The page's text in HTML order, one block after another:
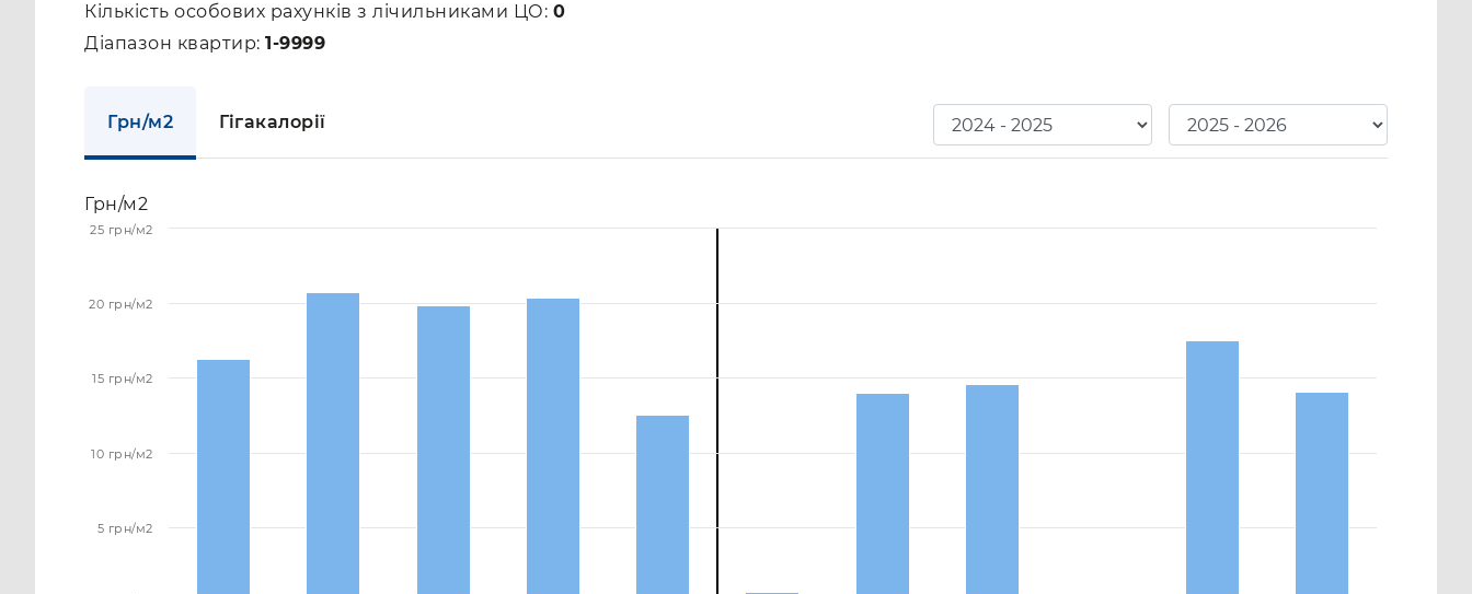
Кількість особових рахунків з лічильниками ЦО: 0
Діапазон квартир: 1-9999
Грн/м2 Гігакалорії
Грн/м2
5 грн/м2
10 грн/м2
15 грн/м2
20 грн/м2
25 грн/м2